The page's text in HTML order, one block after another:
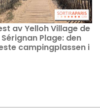
av Yelloh Village de
Sérignan Plage: den
campingplassen i